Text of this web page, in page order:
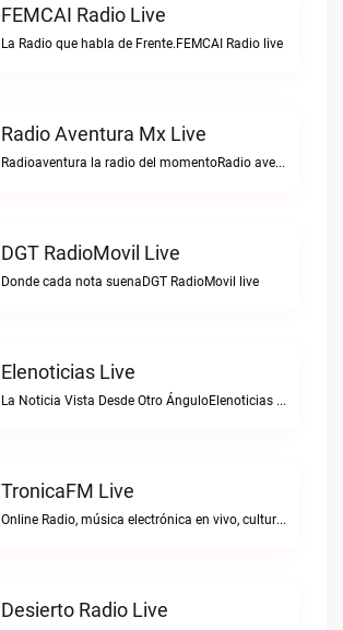
FEMCAI Radio Live
La Radio que habla de Frente.FEMCAI Radio live
Radio Aventura Mx Live
Radioaventura la radio del momentoRadio aventura mx live
DGT RadioMovil Live
Donde cada nota suenaDGT RadioMovil live
Elenoticias Live
La Noticia Vista Desde Otro ÁnguloElenoticias live
TronicaFM Live
Online Radio, música electrónica en vivo, cultura electrónica, Top 10 semanal, videos, descargasTronicaFM live
Desierto Radio Live